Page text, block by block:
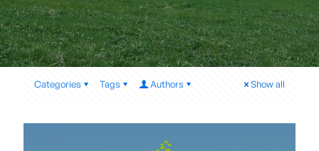
Categories Tags Authors Show all